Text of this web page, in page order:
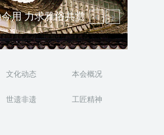
宝 宣传中华精英
用 力求雅俗共赏
文化动态 本会概况
世遗非遗 工匠精神